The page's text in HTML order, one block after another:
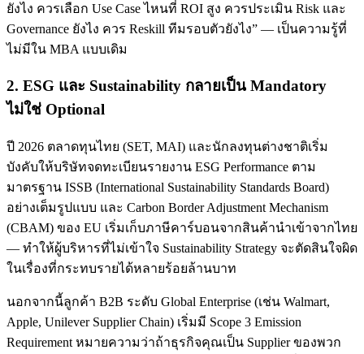
ยังไง ควรเลือก Use Case ไหนที่ ROI สูง ควรประเมิน Risk และ
Governance ยังไง ควร Reskill ทีมรอบตัวยังไง” — เป็นความรู้ที่
ไม่มีใน MBA แบบเดิม
2. ESG และ Sustainability กลายเป็น Mandatory
ไม่ใช่ Optional
ปี 2026 ตลาดทุนไทย (SET, MAI) และนักลงทุนต่างชาติเริ่ม
บังคับให้บริษัทจดทะเบียนรายงาน ESG Performance ตาม
มาตรฐาน ISSB (International Sustainability Standards Board)
อย่างเต็มรูปแบบ และ Carbon Border Adjustment Mechanism
(CBAM) ของ EU เริ่มเก็บภาษีคาร์บอนจากสินค้านำเข้าจากไทย
— ทำให้ผู้บริหารที่ไม่เข้าใจ Sustainability Strategy จะตัดสินใจผิด
ในเรื่องที่กระทบรายได้หลายร้อยล้านบาท
นอกจากนี้ลูกค้า B2B ระดับ Global Enterprise (เช่น Walmart,
Apple, Unilever Supplier Chain) เริ่มมี Scope 3 Emission
Requirement หมายความว่าถ้าธุรกิจคุณเป็น Supplier ของพวก